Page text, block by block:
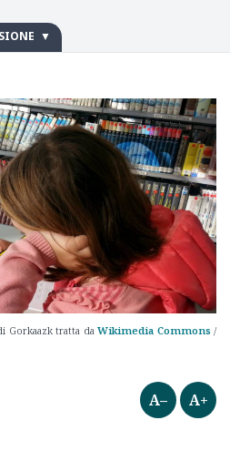
Gorkaazktratta daWikimedia Commons /
A– A+